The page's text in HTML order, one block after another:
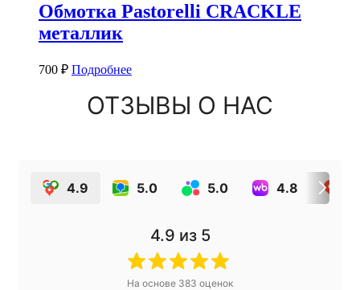
Обмотка Pastorelli CRACKLE
металлик
700 ₽ Подробнее
ОТЗЫВЫ О НАС
4.9 5.0 5.0 4.8
4.9 из 5
На основе 383 оценок